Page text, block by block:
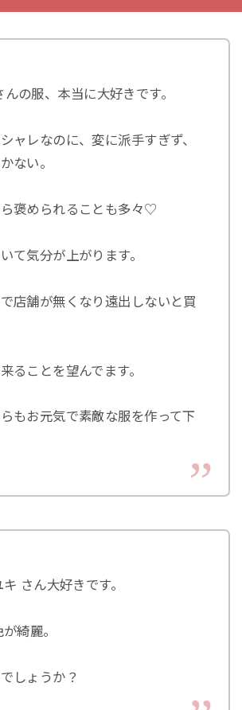
の服、本当に大好きです。
ャレなのに、変に派手すぎず、
ない。
褒められることも多々♡
て気分が上がります。
店舗が無くなり遠出しないと買
ることを望んでます。
もお元気で素敵な服を作って下
さん大好きです。
綺麗。
しょうか？